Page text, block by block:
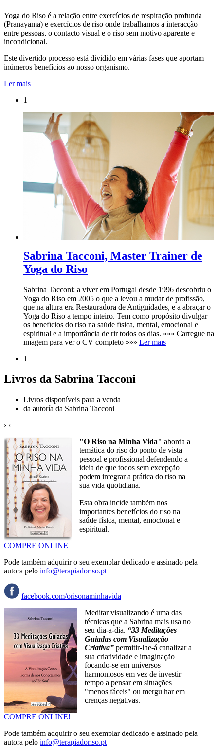
Yoga do Riso é a relação entre exercícios de respiração profunda
(Pranayama) e exercícios de riso onde trabalhamos a interacção
entre pessoas, o contacto visual e o riso sem motivo aparente e
incondicional.
Este divertido processo está dividido em várias fases que aportam
inúmeros benefícios ao nosso organismo.
Ler mais
1
Sabrina Tacconi, Master Trainer de
Yoga do Riso
Sabrina Tacconi: a viver em Portugal desde 1996 descobriu o
Yoga do Riso em 2005 o que a levou a mudar de profissão,
que na altura era Restauradora de Antiguidades, e a abraçar o
Yoga do Riso a tempo inteiro. Tem como propósito divulgar
os benefícios do riso na saúde física, mental, emocional e
espiritual e a importância de rir todos os dias. »»» Carregue na
imagem para ver o CV completo »»» Ler mais
1
Livros da Sabrina Tacconi
Livros disponíveis para a venda
da autoría da Sabrina Tacconi
› ‹
"O Riso na Minha Vida" aborda a
temática do riso do ponto de vista
pessoal e profissional defendendo a
ideia de que todos sem excepção
podem integrar a prática do riso na
sua vida quotidiana.
Esta obra incide também nos
importantes benefícios do riso na
saúde física, mental, emocional e
espiritual.
COMPRE ONLINE
Pode também adquirir o seu exemplar dedicado e assinado pela
autora pelo info@terapiadoriso.pt
facebook.com/orisonaminhavida
Meditar visualizando é uma das
técnicas que a Sabrina mais usa no
seu dia-a-dia. “33 Meditações
Guiadas com Visualização
Criativa” permitir-lhe-á canalizar a
sua criatividade e imaginação
focando-se em universos
harmoniosos em vez de investir
tempo a pensar em situações
"menos fáceis" ou mergulhar em
crenças negativas.
COMPRE ONLINE!
Pode também adquirir o seu exemplar dedicado e assinado pela
autora pelo info@terapiadoriso.pt